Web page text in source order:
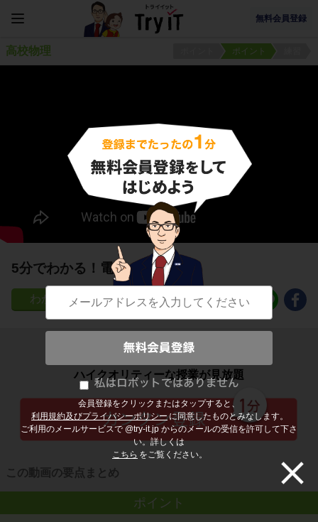
無料会員登録
会員登録をクリックまたはタップすると、
利用規約及びプライバシーポリシー に同意したものとみなします。
ご利用のメールサービスで @try-it.jp からのメールの受信を許可して下さ
い。詳しくは
こちら をご覧ください。
高校物理 ポイント
5分でわかる！電流Ｉの大きさ
27
子どもの勉強から大人の学び直しまで
ハイクオリティーな授業が見放題
この動画の要点まとめ
ポイント